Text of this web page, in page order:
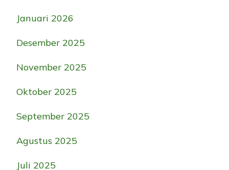
Januari 2026
Desember 2025
November 2025
Oktober 2025
September 2025
Agustus 2025
Juli 2025